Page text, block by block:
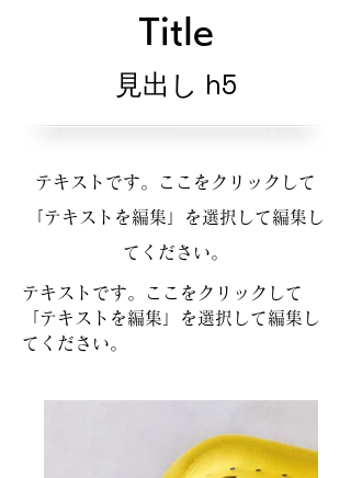
Title
見出し h5
テキストです。ここをクリックして
「テキストを編集」を選択して編集し
てください。
テキストです。ここをクリックして
「テキストを編集」を選択して編集し
てください。